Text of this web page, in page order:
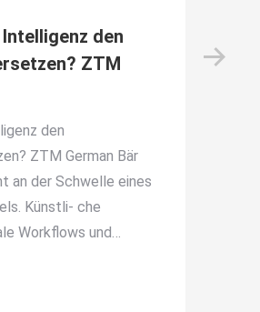
den
ZTM
den
ZTM German Bär
an der Schwelle eines
Künstli- che
Workflows und…